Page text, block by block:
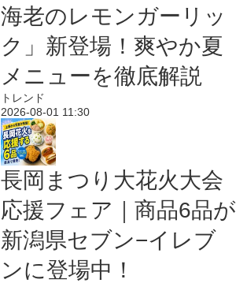
海老のレモンガーリッ
ク」新登場！爽やか夏
メニューを徹底解説
トレンド
2026-08-01 11:30
長岡まつり大花火大会
応援フェア｜商品6品が
新潟県セブン−イレブ
ンに登場中！